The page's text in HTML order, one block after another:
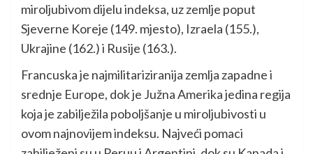
miroljubivom dijelu indeksa, uz zemlje poput
Sjeverne Koreje (149. mjesto), Izraela (155.),
Ukrajine (162.) i Rusije (163.).
Francuska je najmilitariziranija zemlja zapadne i
srednje Europe, dok je Južna Amerika jedina regija
koja je zabilježila poboljšanje u miroljubivosti u
ovom najnovijem indeksu. Najveći pomaci